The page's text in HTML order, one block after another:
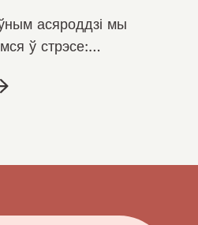
асяроддзі мы
ў стрэсе:
даступным увесь час,